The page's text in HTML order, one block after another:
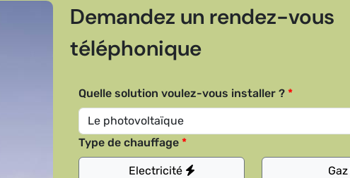
Demandez un rendez-vous
téléphonique
Quelle solution voulez-vous installer ?
Type de chauffage
Electricité Gaz